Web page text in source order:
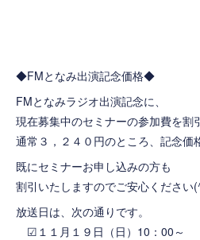
◆FMとなみ出演記念価格◆
FMとなみラジオ出演記念に、
現在募集中のセミナーの参加費を割
通常３，２４０円のところ、記念価
既にセミナーお申し込みの方も
割引いたしますのでご安心くださ
放送日は、次の通りです。
☑１１月１９日（日）10：00～